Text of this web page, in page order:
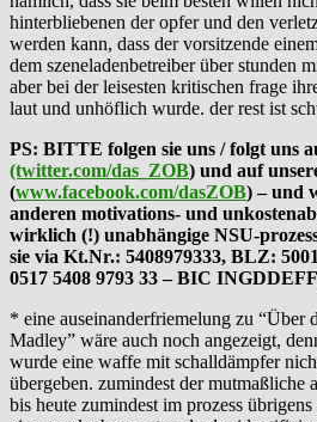
hinterbliebenen der opfer und den
werden kann, dass der vorsitzende
dem szeneladenbetreiber über stunden
aber bei der leisesten kritischen frage
laut und unhöflich wurde. der rest ist
PS: BITTE folgen sie uns / folgt uns
(twitter.com/das_ZOB) und auf
(www.facebook.com/dasZOB) – und
anderen motivations- und
wirklich (!) unabhängige NSU-
sie via Kt.Nr.: 5408979333, BLZ:
0517 5408 9793 33 – BIC
* eine auseinanderfriemelung zu “Über
Madley” wäre auch noch angezeigt,
wurde eine waffe mit schalldämpfer
übergeben. zumindest der mutmaßliche
bis heute zumindest im prozess